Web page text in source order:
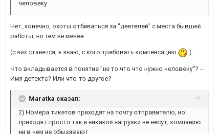
человеку
Нет, конечно, охоты отбиваться за "деятелей" с места бывшей
работы, но тем не менее
(с них станется, я знаю, с кого требовать компенсацию ) ... :
Что вкладывается в понятие "не то что что нужно человеку"? --
Имя детекта? Или что-то другое?
Maratka сказал:
2) Номера тикетов приходят на почту отправителю, но
приходят просто так и никакой нагрузки не несут, компанию
ни в чем не обызявают